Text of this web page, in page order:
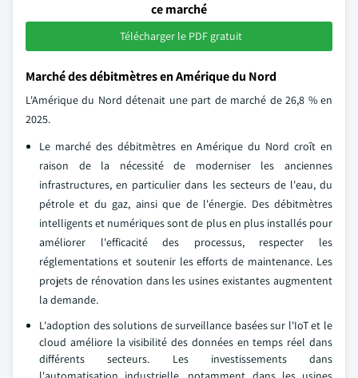
ce marché
Télécharger le PDF gratuit
Marché des débitmètres en Amérique du Nord
L'Amérique du Nord détenait une part de marché de 26,8 % en
2025.
Le marché des débitmètres en Amérique du Nord croît en
raison de la nécessité de moderniser les anciennes
infrastructures, en particulier dans les secteurs de l'eau, du
pétrole et du gaz, ainsi que de l'énergie. Des débitmètres
intelligents et numériques sont de plus en plus installés pour
améliorer l'efficacité des processus, respecter les
réglementations et soutenir les efforts de maintenance. Les
projets de rénovation dans les usines existantes augmentent
la demande.
L'adoption des solutions de surveillance basées sur l'IoT et le
cloud améliore la visibilité des données en temps réel dans
différents secteurs. Les investissements dans